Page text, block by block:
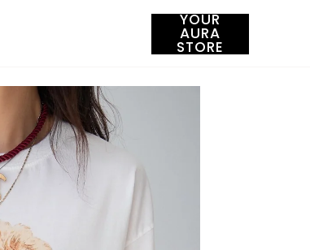
YOUR
AURA
STORE